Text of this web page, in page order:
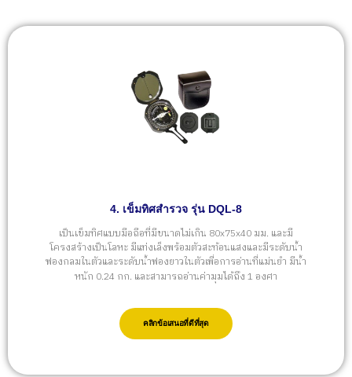
4. เข็มทิศสำรวจ รุ่น DQL-8
เป็นเข็มทิศแบบมือถือที่มีขนาดไม่เกิน 80x75x40 มม. และมี
โครงสร้างเป็นโลหะ มีแท่งเล็งพร้อมตัวสะท้อนแสงและมีระดับน้ำ
ฟองกลมในตัวและระดับน้ำฟองยาวในตัวเพื่อการอ่านที่แม่นยำ มีน้ำ
หนัก 0.24 กก. และสามารถอ่านค่ามุมได้ถึง 1 องศา
คลิกข้อเสนอที่ดีที่สุด